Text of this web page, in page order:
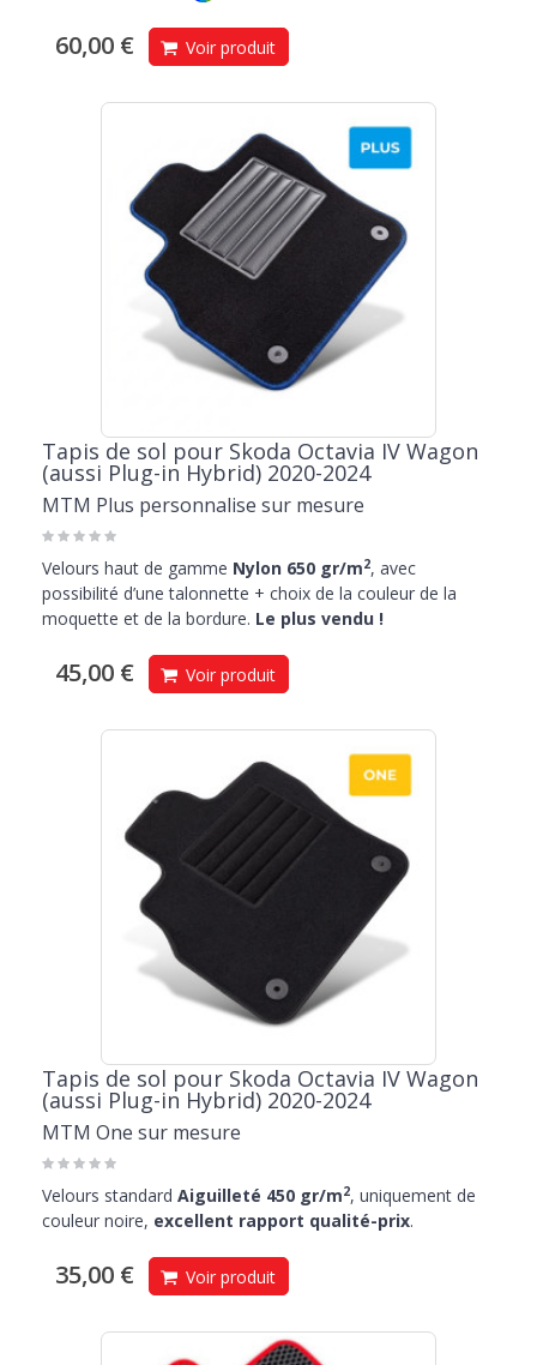
60,00 € Voir produit
Tapis de sol pour Skoda Octavia IV Wagon
(aussi Plug-in Hybrid) 2020-2024
MTM Plus personnalise sur mesure
Velours haut de gamme Nylon 650 gr/m2, avec
possibilité d’une talonnette + choix de la couleur de la
moquette et de la bordure. Le plus vendu !
45,00 € Voir produit
Tapis de sol pour Skoda Octavia IV Wagon
(aussi Plug-in Hybrid) 2020-2024
MTM One sur mesure
Velours standard Aiguilleté 450 gr/m2, uniquement de
couleur noire, excellent rapport qualité-prix.
35,00 € Voir produit